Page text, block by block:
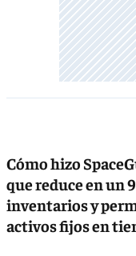
Cómo hizo
que reduce en un
inventarios y
activos fijos en